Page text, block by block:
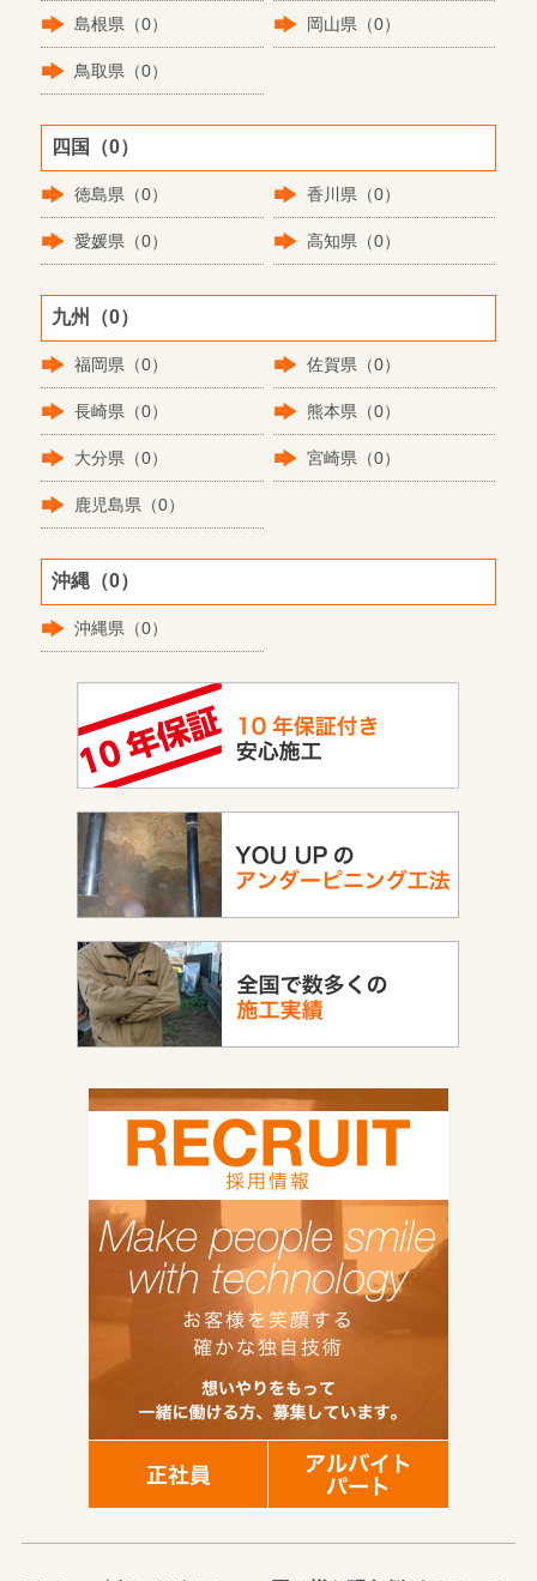
島根県（0） 岡山県（0）
鳥取県（0）
四国（0）
徳島県（0） 香川県（0）
愛媛県（0） 高知県（0）
九州（0）
福岡県（0） 佐賀県（0）
長崎県（0） 熊本県（0）
大分県（0） 宮崎県（0）
鹿児島県（0）
沖縄（0）
沖縄県（0）